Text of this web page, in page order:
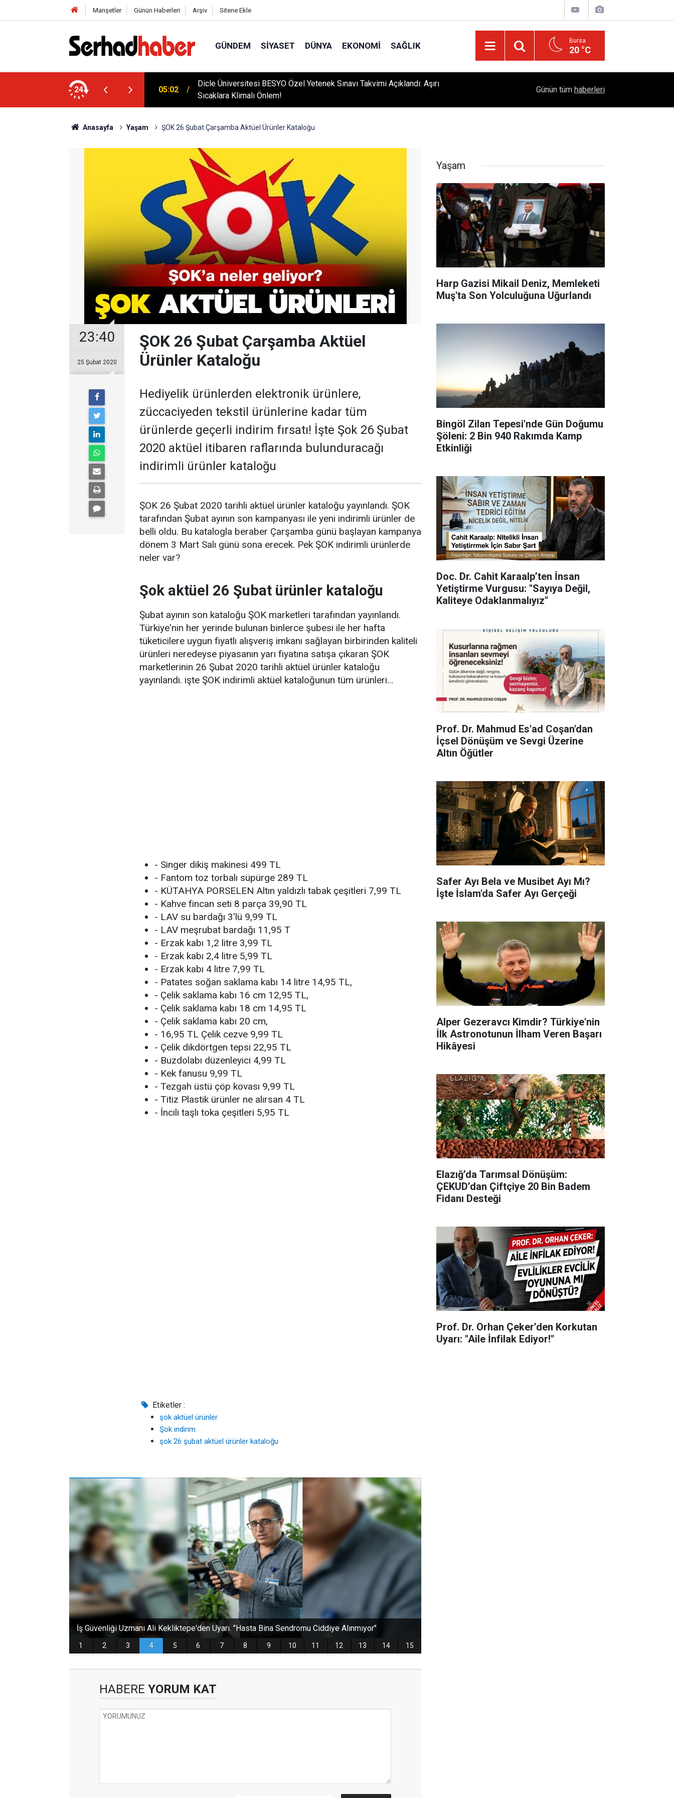
Manşetler Günün Haberleri Arşiv Sitene Ekle
GÜNDEM SIYASET DÜNYA EKONOMI SAĞLIK Bursa
20 °C
24
Zirvesine Güçlü Destek: Rektör Prof. Dr.
05:02
Dicle Üniversitesi BESYO Özel Yetenek Sınavı Takvimi Açıklandı: Aşırı
Sıcaklara Klimalı Önlem!
Diyarbakır'da İşçi Kıyımı: 45 Derece Sıcakta
Günün tüm haberleri
Anasayfa Yaşam ŞOK 26 Şubat Çarşamba Aktüel Ürünler Kataloğu
23:40
25 Şubat 2020
ŞOK 26 Şubat Çarşamba Aktüel
Ürünler Kataloğu
Hediyelik ürünlerden elektronik ürünlere,
züccaciyeden tekstil ürünlerine kadar tüm
ürünlerde geçerli indirim fırsatı! İşte Şok 26 Şubat
2020 aktüel itibaren raflarında bulunduracağı
indirimli ürünler kataloğu
ŞOK 26 Şubat 2020 tarihli aktüel ürünler kataloğu yayınlandı. ŞOK
tarafından Şubat ayının son kampanyası ile yeni indirimli ürünler de
belli oldu. Bu katalogla beraber Çarşamba günü başlayan kampanya
dönem 3 Mart Salı günü sona erecek. Pek ŞOK indirimli ürünlerde
neler var?
Şok aktüel 26 Şubat ürünler kataloğu
Şubat ayının son kataloğu ŞOK marketleri tarafından yayınlandı.
Türkiye'nin her yerinde bulunan binlerce şubesi ile her hafta
tüketicilere uygun fiyatlı alışveriş imkanı sağlayan birbirinden kaliteli
ürünleri neredeyse piyasanın yarı fiyatına satışa çıkaran ŞOK
marketlerinin 26 Şubat 2020 tarihli aktüel ürünler kataloğu
yayınlandı. işte ŞOK indirimli aktüel kataloğunun tüm ürünleri…
- Singer dikiş makinesi 499 TL
- Fantom toz torbalı süpürge 289 TL
- KÜTAHYA PORSELEN Altın yaldızlı tabak çeşitleri 7,99 TL
- Kahve fincan seti 8 parça 39,90 TL
- LAV su bardağı 3'lü 9,99 TL
- LAV meşrubat bardağı 11,95 T
- Erzak kabı 1,2 litre 3,99 TL
- Erzak kabı 2,4 litre 5,99 TL
- Erzak kabı 4 litre 7,99 TL
- Patates soğan saklama kabı 14 litre 14,95 TL,
- Çelik saklama kabı 16 cm 12,95 TL,
- Çelik saklama kabı 18 cm 14,95 TL
- Çelik saklama kabı 20 cm,
- 16,95 TL Çelik cezve 9,99 TL
- Çelik dikdörtgen tepsi 22,95 TL
- Buzdolabı düzenleyici 4,99 TL
- Kek fanusu 9,99 TL
- Tezgah üstü çöp kovası 9,99 TL
- Titiz Plastik ürünler ne alırsan 4 TL
- İncili taşlı toka çeşitleri 5,95 TL
Etiketler :
şok aktüel ürünler
Şok indirim
şok 26 şubat aktüel ürünler kataloğu
HABERE YORUM KAT
Yaşam
Harp Gazisi Mikail Deniz, Memleketi
Muş'ta Son Yolculuğuna Uğurlandı
Bingöl Zilan Tepesi'nde Gün Doğumu
Şöleni: 2 Bin 940 Rakımda Kamp
Etkinliği
Doc. Dr. Cahit Karaalp’ten İnsan
Yetiştirme Vurgusu: "Sayıya Değil,
Kaliteye Odaklanmalıyız"
Prof. Dr. Mahmud Es'ad Coşan'dan
İçsel Dönüşüm ve Sevgi Üzerine
Altın Öğütler
Safer Ayı Bela ve Musibet Ayı Mı?
İşte İslam'da Safer Ayı Gerçeği
Alper Gezeravcı Kimdir? Türkiye'nin
İlk Astronotunun İlham Veren Başarı
Hikâyesi
​Elazığ’da Tarımsal Dönüşüm:
ÇEKUD’dan Çiftçiye 20 Bin Badem
Fidanı Desteği
Prof. Dr. Orhan Çeker’den Korkutan
Uyarı: "Aile İnfilak Ediyor!"